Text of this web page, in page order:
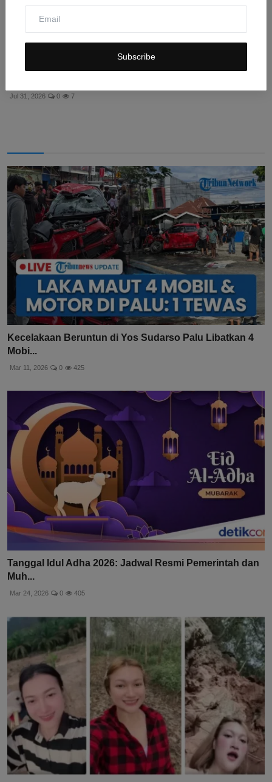
Subscribe
Jul 31, 2026 0 7
Kecelakaan Beruntun di Yos Sudarso Palu Libatkan 4
Mobi...
Mar 11, 2026 0 425
Tanggal Idul Adha 2026: Jadwal Resmi Pemerintah dan
Muh...
Mar 24, 2026 0 405